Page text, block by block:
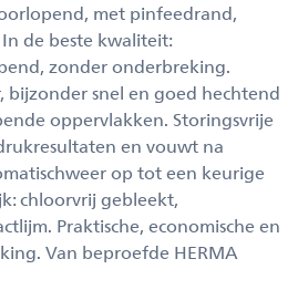
met pinfeedrand,
de beste kwaliteit:
zonder onderbreking.
bijzonder snel en goed hechtend
oppervlakken. Storingsvrije
en vouwt na
op tot een keurige
chloorvrij gebleekt,
Praktische, economische en
Van beproefde HERMA